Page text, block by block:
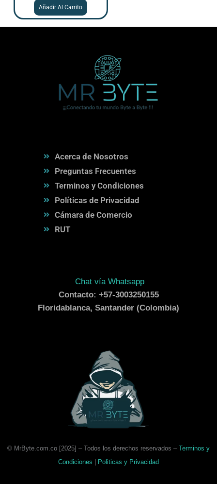
Añadir Al Carrito
Acerca de Nosotros
Preguntas Frecuentes
Terminos y Condiciones
Políticas de Privacidad
Cámara de Comercio
RUT
Chat vía Whatsapp
Contacto: +57-3003250155
Floridablanca, Santander (Colombia)
© MrByte.com.co [2025] – Todos los derechos reservados – Terminos y
Condiciones
Politicas y Privacidad